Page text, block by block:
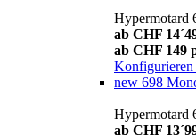
Hypermotard
ab CHF
ab CHF 149
Konfigurieren
new 698
Hypermotard
ab CHF